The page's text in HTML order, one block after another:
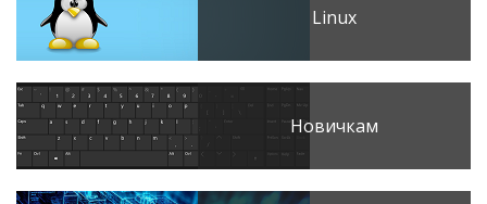
Linux
Новичкам